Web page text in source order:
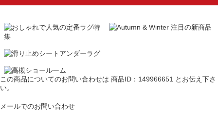
この商品についてのお問い合わせは 商品ID：149966651 とお伝え下さ
い。
メールでのお問い合わせ